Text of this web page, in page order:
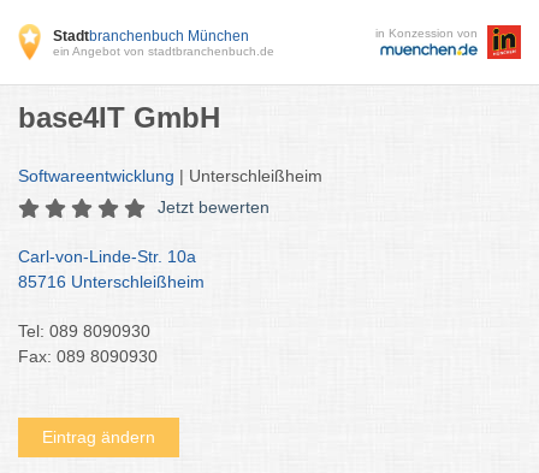
Stadtbranchenbuch München
ein Angebot von stadtbranchenbuch.de
in Konzession von
base4IT GmbH
Softwareentwicklung | Unterschleißheim
Jetzt bewerten
Carl-von-Linde-Str. 10a
85716 Unterschleißheim
Tel: 089 8090930
Fax: 089 8090930
Eintrag ändern